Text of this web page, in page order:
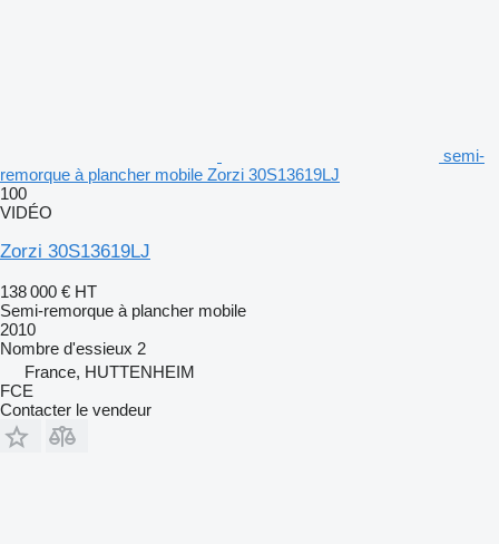
semi-
remorque à plancher mobile Zorzi 30S13619LJ
100
VIDÉO
Zorzi 30S13619LJ
138 000 € HT
Semi-remorque à plancher mobile
2010
Nombre d'essieux 2
France, HUTTENHEIM
FCE
Contacter le vendeur